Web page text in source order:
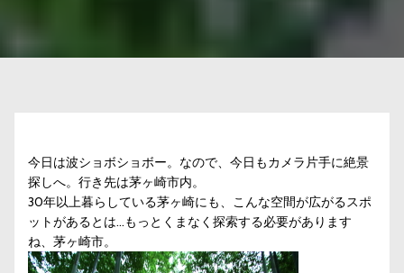
今日は波ショボショボー。なので、今日もカメラ片手に絶景
探しへ。行き先は茅ヶ崎市内。
30年以上暮らしている茅ヶ崎にも、こんな空間が広がるスポ
ットがあるとは…もっとくまなく探索する必要があります
ね、茅ヶ崎市。